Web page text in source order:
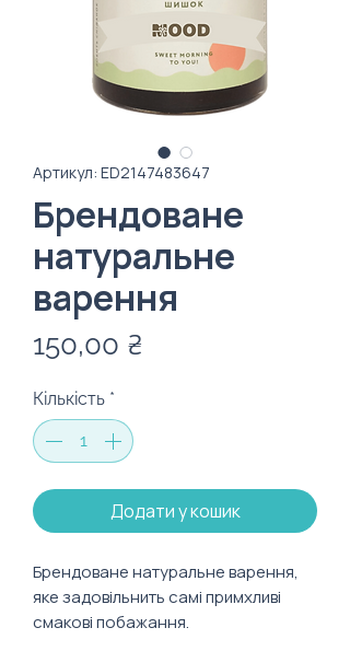
Артикул: ED2147483647
Брендоване
натуральне
варення
150,00 ₴
Кількість *
Додати у кошик
Брендоване натуральне варення,
яке задовільнить самі примхливі
смакові побажання.